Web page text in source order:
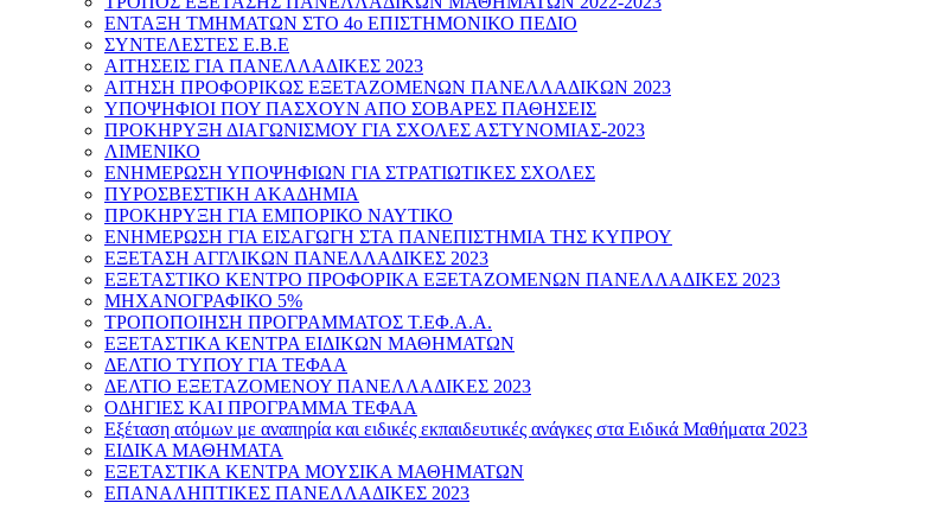
ΕΝΤΑΞΗ ΤΜΗΜΑΤΩΝ ΣΤΟ 4ο ΕΠΙΣΤΗΜΟΝΙΚΟ ΠΕΔΙΟ
ΣΥΝΤΕΛΕΣΤΕΣ Ε.Β.Ε
ΑΙΤΗΣΕΙΣ ΓΙΑ ΠΑΝΕΛΛΑΔΙΚΕΣ 2023
ΑΙΤΗΣΗ ΠΡΟΦΟΡΙΚΩΣ ΕΞΕΤΑΖΟΜΕΝΩΝ ΠΑΝΕΛΛΑΔΙΚΩΝ 2023
ΥΠΟΨΗΦΙΟΙ ΠΟΥ ΠΑΣΧΟΥΝ ΑΠΟ ΣΟΒΑΡΕΣ ΠΑΘΗΣΕΙΣ
ΠΡΟΚΗΡΥΞΗ ΔΙΑΓΩΝΙΣΜΟΥ ΓΙΑ ΣΧΟΛΕΣ ΑΣΤΥΝΟΜΙΑΣ-2023
ΛΙΜΕΝΙΚΟ
ΕΝΗΜΕΡΩΣΗ ΥΠΟΨΗΦΙΩΝ ΓΙΑ ΣΤΡΑΤΙΩΤΙΚΕΣ ΣΧΟΛΕΣ
ΠΥΡΟΣΒΕΣΤΙΚΗ ΑΚΑΔΗΜΙΑ
ΠΡΟΚΗΡΥΞΗ ΓΙΑ ΕΜΠΟΡΙΚΟ ΝΑΥΤΙΚΟ
ΕΝΗΜΕΡΩΣΗ ΓΙΑ ΕΙΣΑΓΩΓΗ ΣΤΑ ΠΑΝΕΠΙΣΤΗΜΙΑ ΤΗΣ ΚΥΠΡΟΥ
ΕΞΕΤΑΣΗ ΑΓΓΛΙΚΩΝ ΠΑΝΕΛΛΑΔΙΚΕΣ 2023
ΕΞΕΤΑΣΤΙΚΟ ΚΕΝΤΡΟ ΠΡΟΦΟΡΙΚΑ ΕΞΕΤΑΖΟΜΕΝΩΝ ΠΑΝΕΛΛΑΔΙΚΕΣ 2023
ΜΗΧΑΝΟΓΡΑΦΙΚΟ 5%
ΤΡΟΠΟΠΟΙΗΣΗ ΠΡΟΓΡΑΜΜΑΤΟΣ Τ.ΕΦ.Α.Α.
ΕΞΕΤΑΣΤΙΚΑ ΚΕΝΤΡΑ ΕΙΔΙΚΩΝ ΜΑΘΗΜΑΤΩΝ
ΔΕΛΤΙΟ ΤΥΠΟΥ ΓΙΑ ΤΕΦΑΑ
ΔΕΛΤΙΟ ΕΞΕΤΑΖΟΜΕΝΟΥ ΠΑΝΕΛΛΑΔΙΚΕΣ 2023
ΟΔΗΓΙΕΣ ΚΑΙ ΠΡΟΓΡΑΜΜΑ ΤΕΦΑΑ
Εξέταση ατόμων με αναπηρία και ειδικές εκπαιδευτικές ανάγκες στα Ειδικά Μαθήματα 2023
ΕΙΔΙΚΑ ΜΑΘΗΜΑΤΑ
ΕΞΕΤΑΣΤΙΚΑ ΚΕΝΤΡΑ ΜΟΥΣΙΚΑ ΜΑΘΗΜΑΤΩΝ
ΕΠΑΝΑΛΗΠΤΙΚΕΣ ΠΑΝΕΛΛΑΔΙΚΕΣ 2023